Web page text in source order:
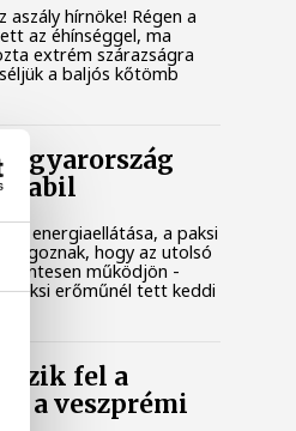
aszály hírnöke! Régen a
az éhínséggel, ma
extrém szárazságra
a baljós kőtömb
stabil
energiaellátása, a paksi
hogy az utolsó
működjön -
paksi erőműnél tett keddi
fel a
a veszprémi